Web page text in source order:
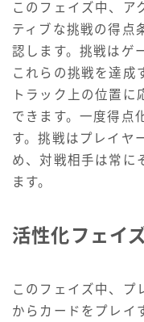
このフェイズ中、ア
ティブな挑戦の得点
認します。挑戦はゲ
これらの挑戦を達成
トラック上の位置
できます。一度得点
す。挑戦はプレイヤ
め、対戦相手は常に
ます。
活性化フェイ
このフェイズ中、プ
からカードをプレイ